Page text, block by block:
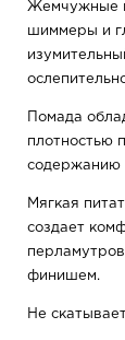
Жемчужные
шиммеры и
Помада
плотностью
содержанию
Мягкая
создает
финишем.
Не